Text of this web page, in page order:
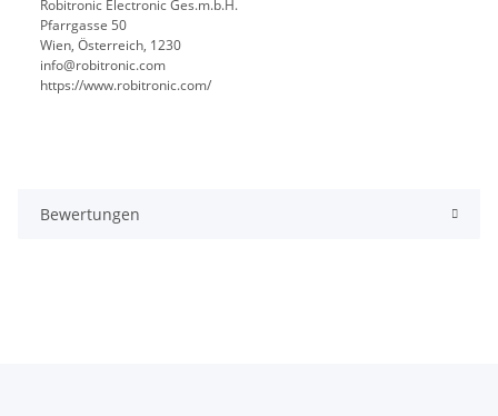
Robitronic Electronic Ges.m.b.H.
Pfarrgasse 50
Wien, Österreich, 1230
info@robitronic.com
https://www.robitronic.com/
Bewertungen